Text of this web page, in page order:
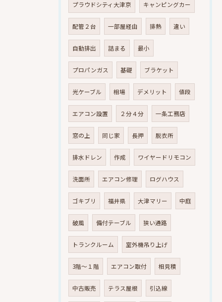
プラウドシティ大津京 キャンピングカー
配管２台 一部屋経由 排熱 違い
自動排出 詰まる 最小
プロパンガス 基礎 ブラケット
光ケーブル 相場 デメリット 値段
エアコン設置 ２分４分 一条工務店
窓の上 同じ家 長押 脱衣所
排水ドレン 作成 ワイヤードリモコン
洗面所 エアコン修理 ログハウス
ゴキブリ 福井県 大津マリー 中庭
破風 備付テーブル 狭い通路
トランクルーム 室外機吊り上げ
3階～１階 エアコン取付 相見積
中古販売 テラス屋根 引込線